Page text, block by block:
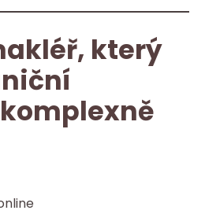
který